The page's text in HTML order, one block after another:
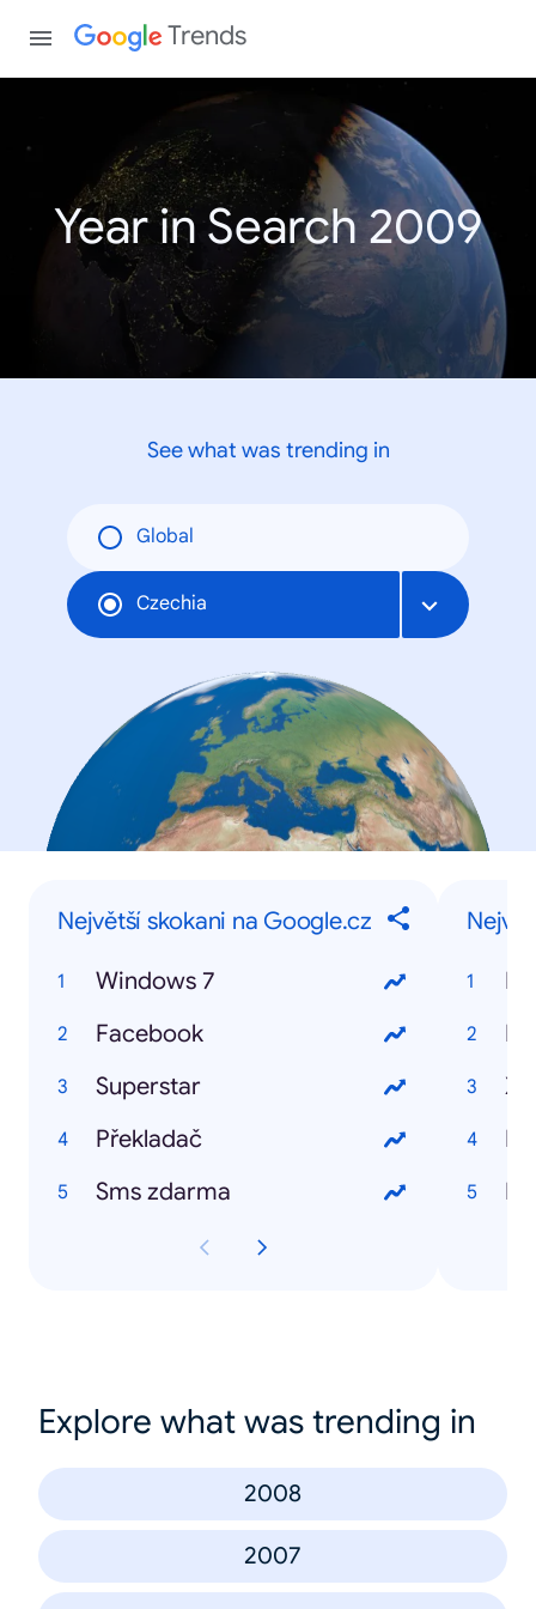
Trends
Year in Search 2009
See what was trending in
Global
Czechia
Největší skokani na Google.cz
Windows 7
Facebook
Superstar
Překladač
Sms zdarma
Explore what was trending in
2008
2007